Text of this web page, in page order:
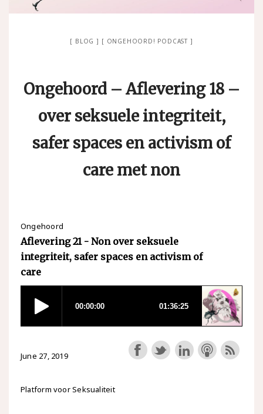
BLOG ONGEHOORD! PODCAST
Ongehoord – Aflevering 18 –
over seksuele integriteit,
safer spaces en activism of
care met non
Ongehoord
Aflevering 21 - Non over seksuele
integriteit, safer spaces en activism of
care
June 27, 2019
Platform voor Seksualiteit